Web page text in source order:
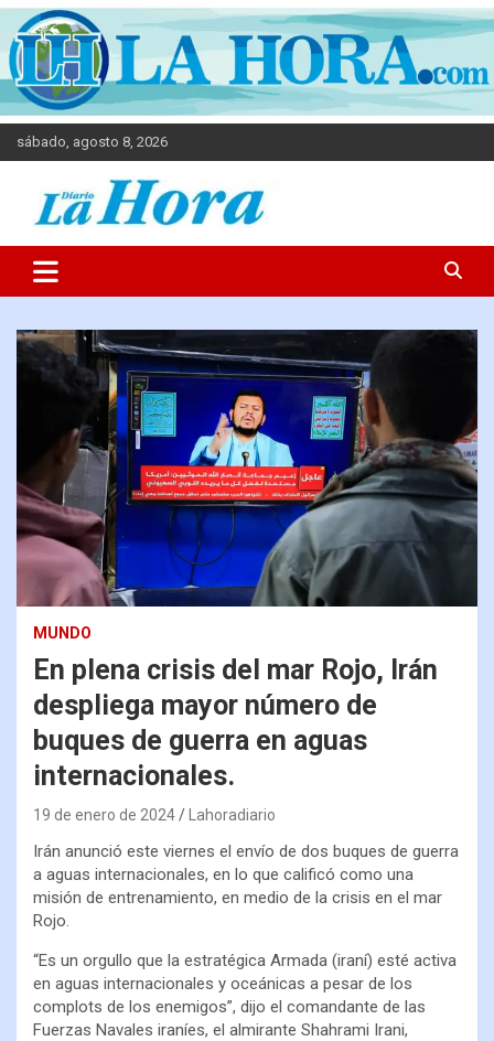
sábado, agosto 8, 2026
Diario La Hora
MUNDO
En plena crisis del mar Rojo, Irán
despliega mayor número de
buques de guerra en aguas
internacionales.
19 de enero de 2024 Lahoradiario
Irán anunció este viernes el envío de dos buques de guerra
a aguas internacionales, en lo que calificó como una
misión de entrenamiento, en medio de la crisis en el mar
Rojo.
“Es un orgullo que la estratégica Armada (iraní) esté activa
en aguas internacionales y oceánicas a pesar de los
complots de los enemigos”, dijo el comandante de las
Fuerzas Navales iraníes, el almirante Shahrami Irani,